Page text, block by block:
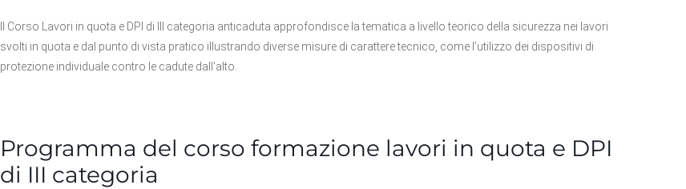
Il Corso Lavori in quota e DPI di III categoria anticaduta approfondisce la tematica a livello teorico della sicurezza nei lavori
svolti in quota e dal punto di vista pratico illustrando diverse misure di carattere tecnico, come l’utilizzo dei dispositivi di
protezione individuale contro le cadute dall’alto.
Programma del corso formazione lavori in quota e DPI
di III categoria